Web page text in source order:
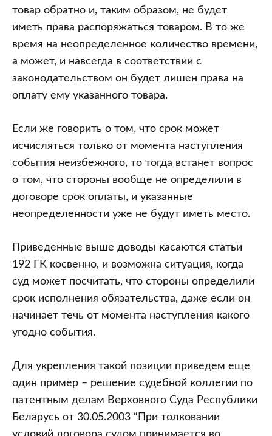
товар обратно и, таким образом, не будет
иметь права распоряжаться товаром. В то же
время на неопределенное количество времени,
а может, и навсегда в соответствии с
законодательством он будет лишен права на
оплату ему указанного товара.
Если же говорить о том, что срок может
исчисляться только от момента наступления
события неизбежного, то тогда встанет вопрос
о том, что стороны вообще не определили в
договоре срок оплаты, и указанные
неопределенности уже не будут иметь место.
Приведенные выше доводы касаются статьи
192 ГК косвенно, и возможна ситуация, когда
суд может посчитать, что стороны определили
срок исполнения обязательства, даже если он
начинает течь от момента наступления какого
угодно события.
Для укрепления такой позиции приведем еще
один пример – решение судебной коллегии по
патентным делам Верховного Суда Республики
Беларусь от 30.05.2003 “При толковании